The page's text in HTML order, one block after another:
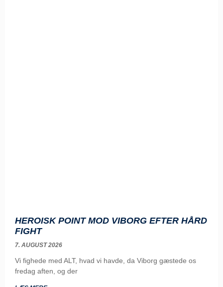
HEROISK POINT MOD VIBORG EFTER HÅRD
FIGHT
7. AUGUST 2026
Vi fighede med ALT, hvad vi havde, da Viborg gæstede os
fredag aften, og der